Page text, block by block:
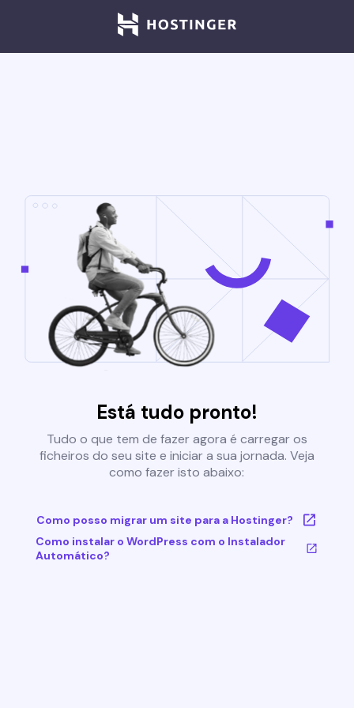
Está tudo pronto!
Tudo o que tem de fazer agora é carregar os
ficheiros do seu site e iniciar a sua jornada. Veja
como fazer isto abaixo:
Como posso migrar um site para a Hostinger?
Como instalar o WordPress com o Instalador
Automático?